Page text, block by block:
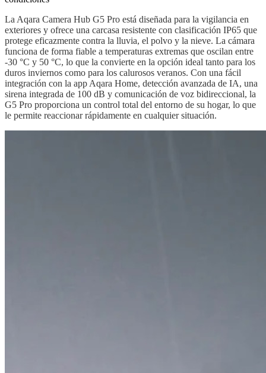
La Aqara Camera Hub G5 Pro está diseñada para la vigilancia en
exteriores y ofrece una carcasa resistente con clasificación IP65 que
protege eficazmente contra la lluvia, el polvo y la nieve. La cámara
funciona de forma fiable a temperaturas extremas que oscilan entre
-30 °C y 50 °C, lo que la convierte en la opción ideal tanto para los
duros inviernos como para los calurosos veranos. Con una fácil
integración con la app Aqara Home, detección avanzada de IA, una
sirena integrada de 100 dB y comunicación de voz bidireccional, la
G5 Pro proporciona un control total del entorno de su hogar, lo que
le permite reaccionar rápidamente en cualquier situación.